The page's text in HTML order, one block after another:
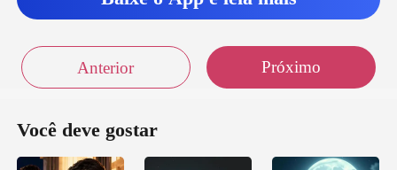
Anterior Próximo
Você deve gostar